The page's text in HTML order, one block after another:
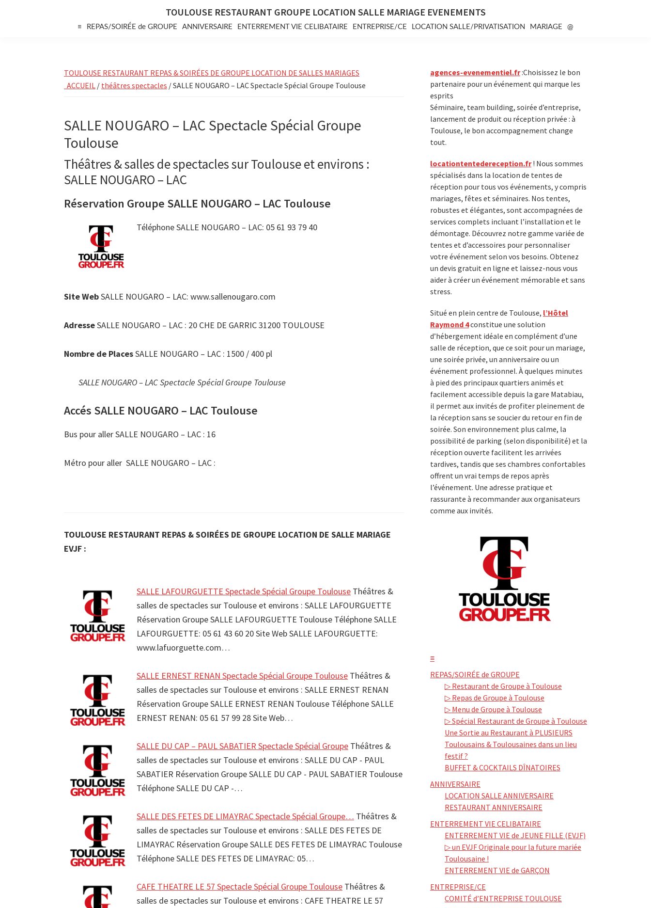
TOULOUSE RESTAURANT GROUPE LOCATION SALLE MARIAGE EVENEMENTS
≡ REPAS/SOIRÉE de GROUPE ANNIVERSAIRE ENTERREMENT VIE CELIBATAIRE ENTREPRISE/CE LOCATION SALLE/PRIVATISATION MARIAGE @
TOULOUSE RESTAURANT REPAS & SOIRÉES DE GROUPE LOCATION DE SALLES MARIAGES
ACCUEIL / théâtres spectacles / SALLE NOUGARO – LAC Spectacle Spécial Groupe Toulouse
SALLE NOUGARO – LAC Spectacle Spécial Groupe
Toulouse
Théâtres & salles de spectacles sur Toulouse et environs :
SALLE NOUGARO – LAC
Réservation Groupe SALLE NOUGARO – LAC Toulouse
Téléphone SALLE NOUGARO – LAC: 05 61 93 79 40
Site WebSALLE NOUGARO – LAC: www.sallenougaro.com
AdresseSALLE NOUGARO – LAC : 20 CHE DE GARRIC 31200 TOULOUSE
Nombre de PlacesSALLE NOUGARO – LAC : 1500 / 400 pl
SALLE NOUGARO – LAC Spectacle Spécial Groupe Toulouse
Accés SALLE NOUGARO – LAC Toulouse
Bus pour aller SALLE NOUGARO – LAC : 16
Métro pour aller SALLE NOUGARO – LAC :
TOULOUSE RESTAURANT REPAS & SOIRÉES DE GROUPE LOCATION DE SALLE MARIAGE
EVJF :
SALLE LAFOURGUETTE Spectacle Spécial Groupe Toulouse Théâtres &
salles de spectacles sur Toulouse et environs : SALLE LAFOURGUETTE
Réservation Groupe SALLE LAFOURGUETTE Toulouse Téléphone SALLE
LAFOURGUETTE: 05 61 43 60 20 Site Web SALLE LAFOURGUETTE:
www.lafuorguette.com…
SALLE ERNEST RENAN Spectacle Spécial Groupe Toulouse Théâtres &
salles de spectacles sur Toulouse et environs : SALLE ERNEST RENAN
Réservation Groupe SALLE ERNEST RENAN Toulouse Téléphone SALLE
ERNEST RENAN: 05 61 57 99 28 Site Web…
SALLE DU CAP – PAUL SABATIER Spectacle Spécial Groupe Théâtres &
salles de spectacles sur Toulouse et environs : SALLE DU CAP - PAUL
SABATIER Réservation Groupe SALLE DU CAP - PAUL SABATIER Toulouse
Téléphone SALLE DU CAP -…
SALLE DES FETES DE LIMAYRAC Spectacle Spécial Groupe… Théâtres &
salles de spectacles sur Toulouse et environs : SALLE DES FETES DE
LIMAYRAC Réservation Groupe SALLE DES FETES DE LIMAYRAC Toulouse
Téléphone SALLE DES FETES DE LIMAYRAC: 05…
CAFE THEATRE LE 57 Spectacle Spécial Groupe Toulouse Théâtres &
salles de spectacles sur Toulouse et environs : CAFE THEATRE LE 57
Primary
Sidebar
agences-evenementiel.fr:Choisissez le bon
partenaire pour un événement qui marque les
esprits
Séminaire, team building, soirée d’entreprise,
lancement de produit ou réception privée : à
Toulouse, le bon accompagnement change
tout.
locationtentedereception.fr! Nous sommes
spécialisés dans la location de tentes de
réception pour tous vos événements, y compris
mariages, fêtes et séminaires. Nos tentes,
robustes et élégantes, sont accompagnées de
services complets incluant l’installation et le
démontage. Découvrez notre gamme variée de
tentes et d’accessoires pour personnaliser
votre événement selon vos besoins. Obtenez
un devis gratuit en ligne et laissez-nous vous
aider à créer un événement mémorable et sans
stress.
Situé en plein centre de Toulouse, l’Hôtel
Raymond 4constitue une solution
d’hébergement idéale en complément d’une
salle de réception, que ce soit pour un mariage,
une soirée privée, un anniversaire ou un
événement professionnel. À quelques minutes
à pied des principaux quartiers animés et
facilement accessible depuis la gare Matabiau,
il permet aux invités de profiter pleinement de
la réception sans se soucier du retour en fin de
soirée. Son environnement plus calme, la
possibilité de parking (selon disponibilité) et la
réception ouverte facilitent les arrivées
tardives, tandis que ses chambres confortables
offrent un vrai temps de repos après
l’événement. Une adresse pratique et
rassurante à recommander aux organisateurs
comme aux invités.
≡
REPAS/SOIRÉE de GROUPE
▷ Restaurant de Groupe à Toulouse
▷ Repas de Groupe à Toulouse
▷ Menu de Groupe à Toulouse
▷ Spécial Restaurant de Groupe à Toulouse
Une Sortie au Restaurant à PLUSIEURS
Toulousains & Toulousaines dans un lieu
festif ?
BUFFET & COCKTAILS DÎNATOIRES
ANNIVERSAIRE
LOCATION SALLE ANNIVERSAIRE
RESTAURANT ANNIVERSAIRE
ENTERREMENT VIE CELIBATAIRE
ENTERREMENT VIE de JEUNE FILLE (EVJF)
▷ un EVJF Originale pour la future mariée
Toulousaine !
ENTERREMENT VIE de GARÇON
ENTREPRISE/CE
COMITÉ d’ENTREPRISE TOULOUSE